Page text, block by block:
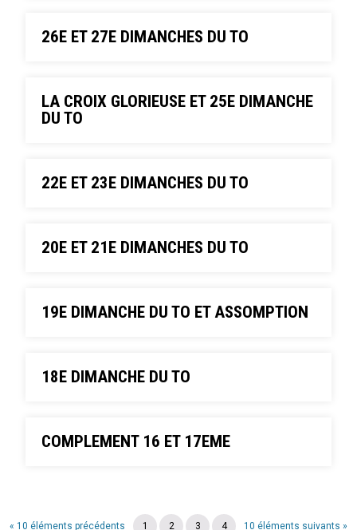
26E ET 27E DIMANCHES DU TO
LA CROIX GLORIEUSE ET 25E DIMANCHE
DU TO
22E ET 23E DIMANCHES DU TO
20E ET 21E DIMANCHES DU TO
19E DIMANCHE DU TO ET ASSOMPTION
18E DIMANCHE DU TO
COMPLEMENT 16 ET 17EME
« 10 éléments précédents 10 éléments suivants »
1 2 3 4